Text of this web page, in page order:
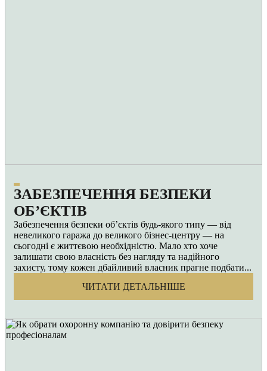
ЗАБЕЗПЕЧЕННЯ БЕЗПЕКИ
ОБ’ЄКТІВ
Забезпечення безпеки об’єктів будь-якого типу — від
невеликого гаража до великого бізнес-центру — на
сьогодні є життєвою необхідністю. Мало хто хоче
залишати свою власність без нагляду та надійного
захисту, тому кожен дбайливий власник прагне подбати...
ЧИТАТИ ДЕТАЛЬНІШЕ